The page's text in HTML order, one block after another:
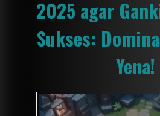
2025 agar
Sukses:
Yena!